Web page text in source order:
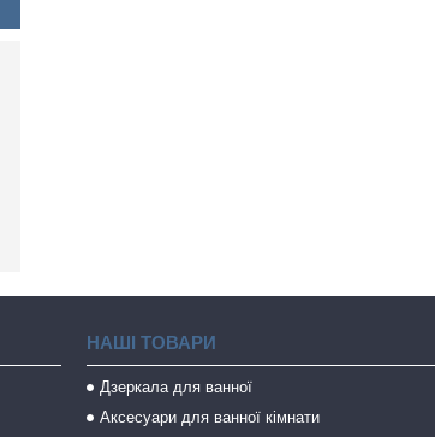
НАШІ ТОВАРИ
Дзеркала для ванної
Аксесуари для ванної кімнати